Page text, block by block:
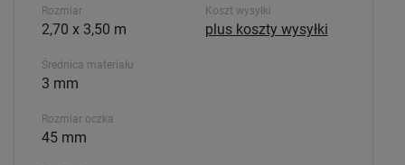
Rozmiar
2,70 x 3,50 m
Średnica materiału
3 mm
Rozmiar oczka
45 mm
Koszt wysyłki
plus koszty wysyłki